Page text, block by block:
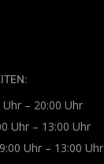
– 20:00 Uhr
Uhr – 13:00 Uhr
Uhr – 13:00 Uhr